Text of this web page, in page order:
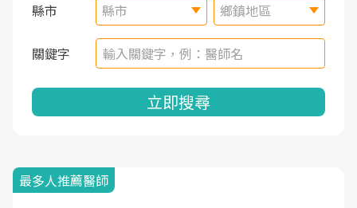
縣市 縣市 鄉鎮地區
關鍵字
立即搜尋
最多人推薦醫師